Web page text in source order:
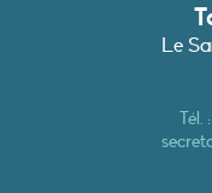
Le
Tél. :